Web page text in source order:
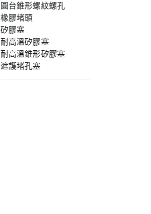
圓台錐形螺紋螺孔
橡膠堵頭
矽膠塞
耐高溫矽膠塞
耐高溫錐形矽膠塞
遮護堵孔塞